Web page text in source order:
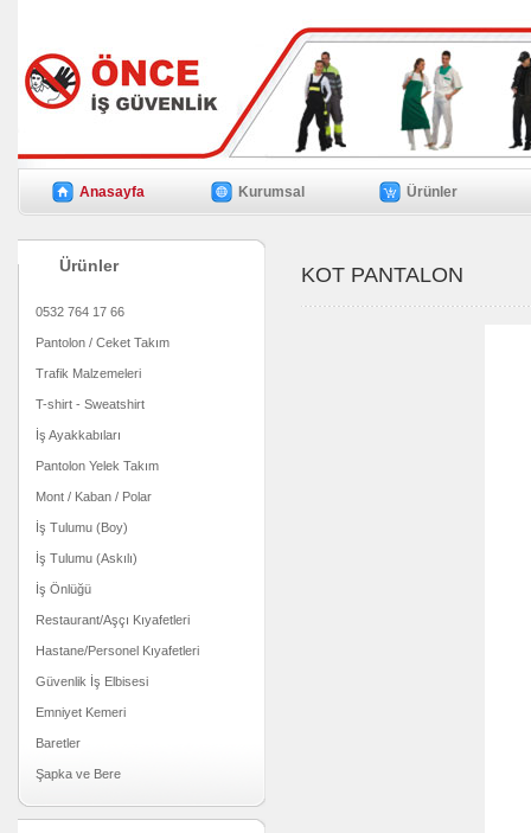
Anasayfa Kurumsal Ürünler
KOT PANTALON
Ürünler
0532 764 17 66
Pantolon / Ceket Takım
Trafik Malzemeleri
T-shirt - Sweatshirt
İş Ayakkabıları
Pantolon Yelek Takım
Mont / Kaban / Polar
İş Tulumu (Boy)
İş Tulumu (Askılı)
İş Önlüğü
Restaurant/Aşçı Kıyafetleri
Hastane/Personel Kıyafetleri
Güvenlik İş Elbisesi
Emniyet Kemeri
Baretler
Şapka ve Bere